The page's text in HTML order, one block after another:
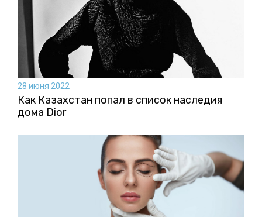
28 июня 2022
Как Казахстан попал в список наследия
дома Dior